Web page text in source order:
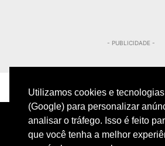
Utilizamos cookies e
(Google) para personalizar
analisar o tráfego. Isso é feito
que você tenha a melhor
- PUBLICIDADE -